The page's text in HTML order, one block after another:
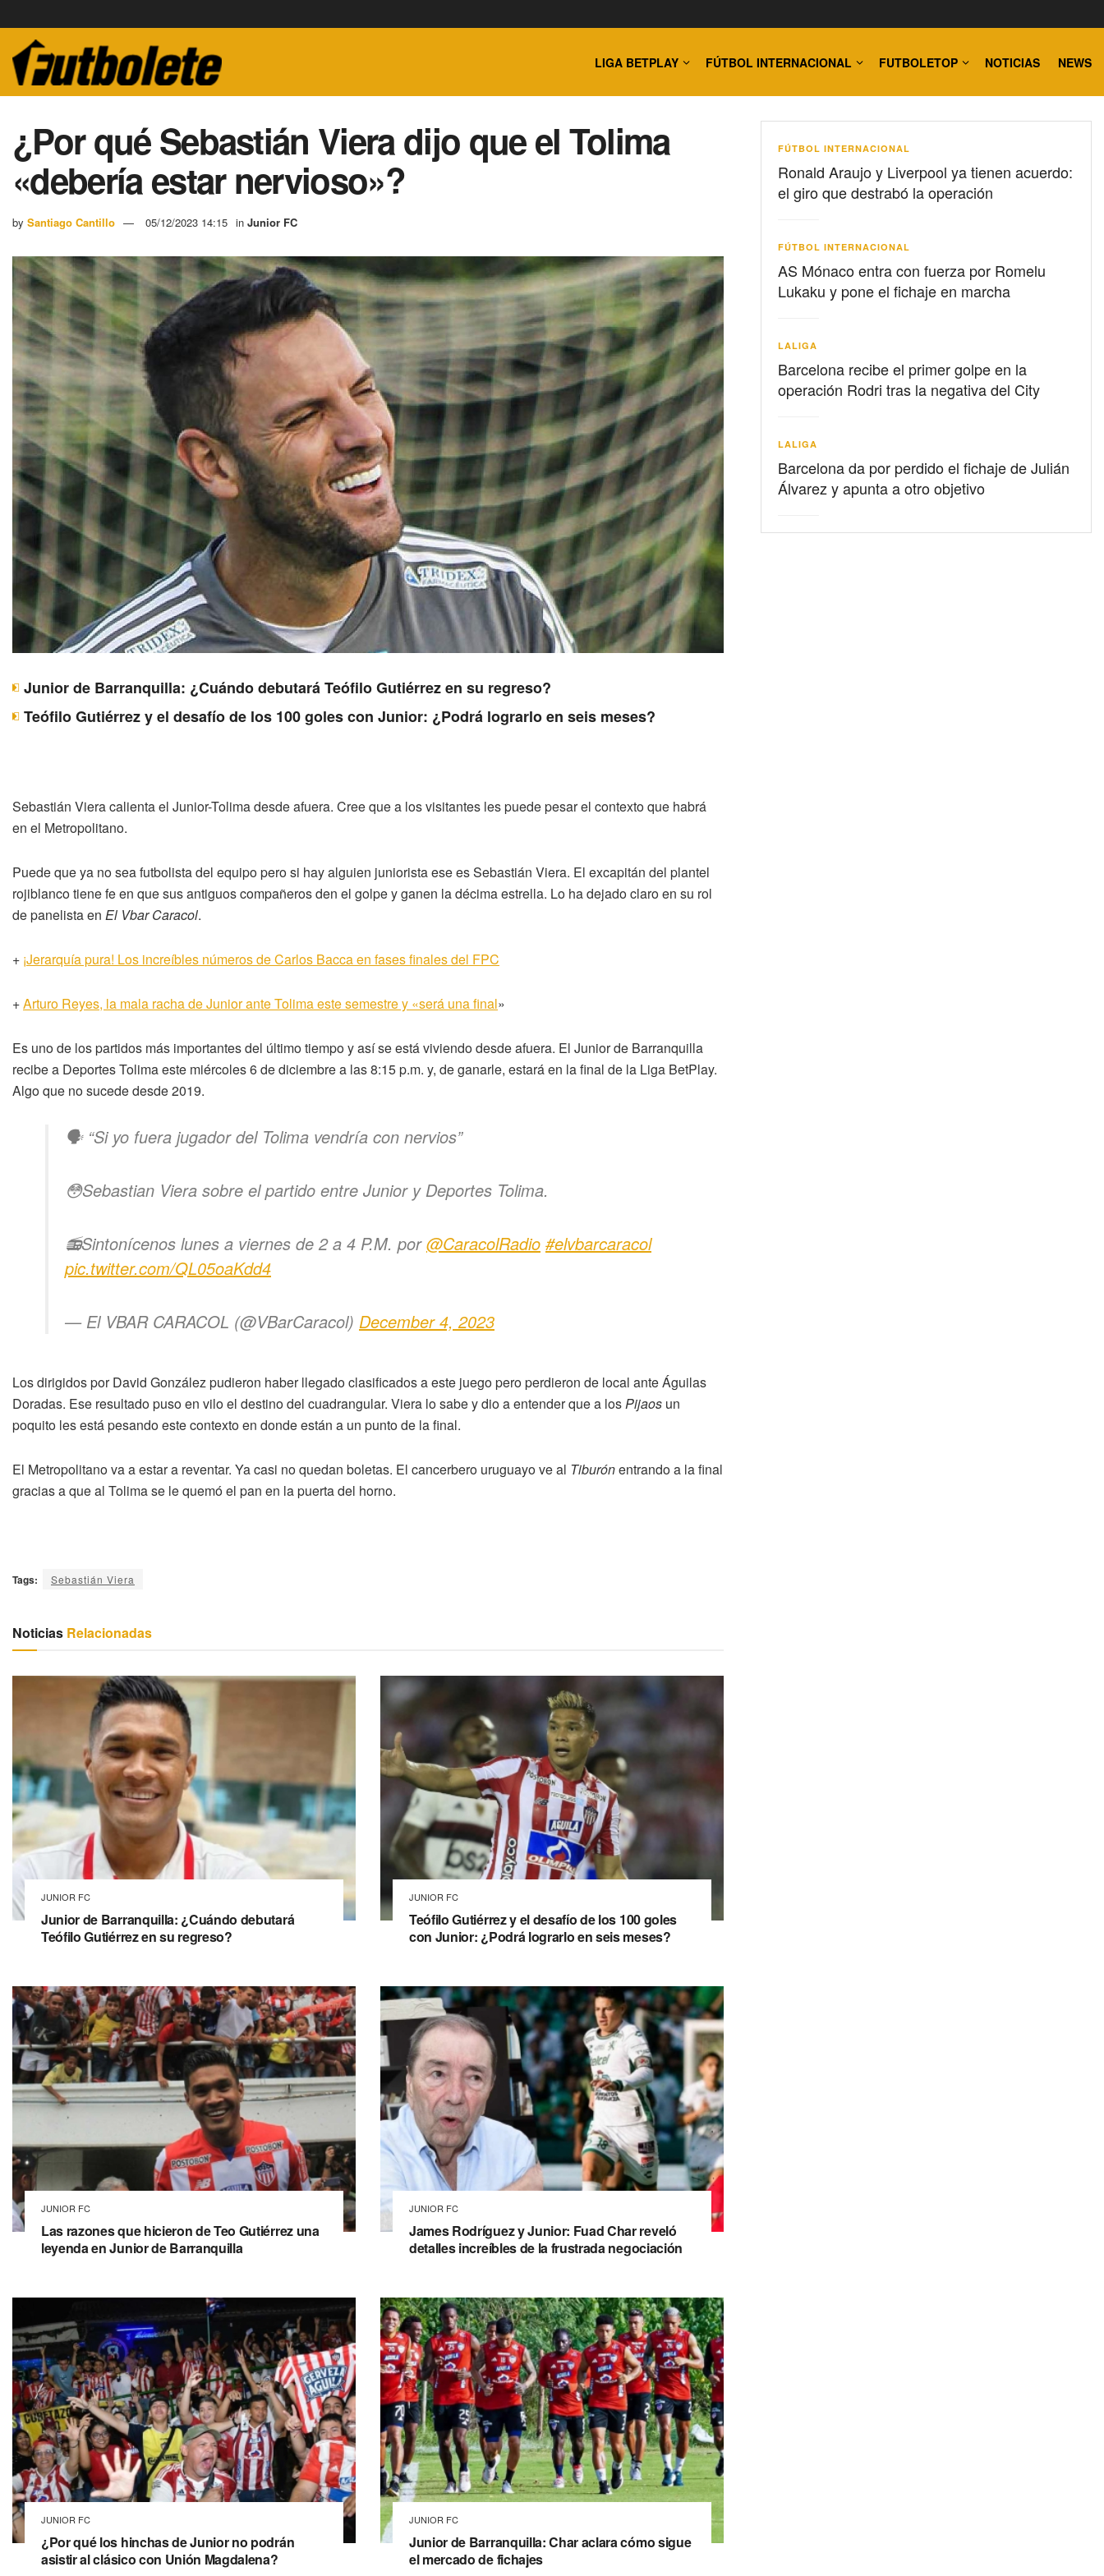
LIGA BETPLAY FÚTBOL INTERNACIONAL FUTBOLETOP NOTICIAS NEWS
¿Por qué Sebastián Viera dijo que el Tolima
«debería estar nervioso»?
by Santiago Cantillo 05/12/2023 14:15 in Junior FC
Junior de Barranquilla: ¿Cuándo debutará Teófilo Gutiérrez en su regreso?
Teófilo Gutiérrez y el desafío de los 100 goles con Junior: ¿Podrá lograrlo en seis meses?
Sebastián Viera calienta el Junior-Tolima desde afuera. Cree que a los visitantes les puede pesar el contexto que habrá
en el Metropolitano.
Puede que ya no sea futbolista del equipo pero si hay alguien juniorista ese es Sebastián Viera. El excapitán del plantel
rojiblanco tiene fe en que sus antiguos compañeros den el golpe y ganen la décima estrella. Lo ha dejado claro en su rol
de panelista en El Vbar Caracol.
+ ¡Jerarquía pura! Los increíbles números de Carlos Bacca en fases finales del FPC
+Arturo Reyes, la mala racha de Junior ante Tolima este semestre y «será una final»
Es uno de los partidos más importantes del último tiempo y así se está viviendo desde afuera. El Junior de Barranquilla
recibe a Deportes Tolima este miércoles 6 de diciembre a las 8:15 p.m. y, de ganarle, estará en la final de la Liga BetPlay.
Algo que no sucede desde 2019.
🗣️ “Si yo fuera jugador del Tolima vendría con nervios”
😳Sebastian Viera sobre el partido entre Junior y Deportes Tolima.
📻Sintonícenos lunes a viernes de 2 a 4 P.M. por@CaracolRadio #elvbarcaracol
pic.twitter.com/QL05oaKdd4
— El VBAR CARACOL (@VBarCaracol) December 4, 2023
Los dirigidos por David González pudieron haber llegado clasificados a este juego pero perdieron de local ante Águilas
Doradas. Ese resultado puso en vilo el destino del cuadrangular. Viera lo sabe y dio a entender que a los Pijaos un
poquito les está pesando este contexto en donde están a un punto de la final.
El Metropolitano va a estar a reventar. Ya casi no quedan boletas. El cancerbero uruguayo ve al Tiburónentrando a la final
gracias a que al Tolima se le quemó el pan en la puerta del horno.
Tags: Sebastián Viera
Noticias Relacionadas
JUNIOR FC
Junior de Barranquilla: ¿Cuándo debutará
Teófilo Gutiérrez en su regreso?
JUNIOR FC
Teófilo Gutiérrez y el desafío de los 100 goles
con Junior: ¿Podrá lograrlo en seis meses?
JUNIOR FC
Las razones que hicieron de Teo Gutiérrez una
leyenda en Junior de Barranquilla
JUNIOR FC
James Rodríguez y Junior: Fuad Char reveló
detalles increíbles de la frustrada negociación
JUNIOR FC
¿Por qué los hinchas de Junior no podrán
asistir al clásico con Unión Magdalena?
JUNIOR FC
Junior de Barranquilla: Char aclara cómo sigue
el mercado de fichajes
FÚTBOL INTERNACIONAL
Ronald Araujo y Liverpool ya tienen acuerdo:
el giro que destrabó la operación
FÚTBOL INTERNACIONAL
AS Mónaco entra con fuerza por Romelu
Lukaku y pone el fichaje en marcha
LALIGA
Barcelona recibe el primer golpe en la
operación Rodri tras la negativa del City
LALIGA
Barcelona da por perdido el fichaje de Julián
Álvarez y apunta a otro objetivo